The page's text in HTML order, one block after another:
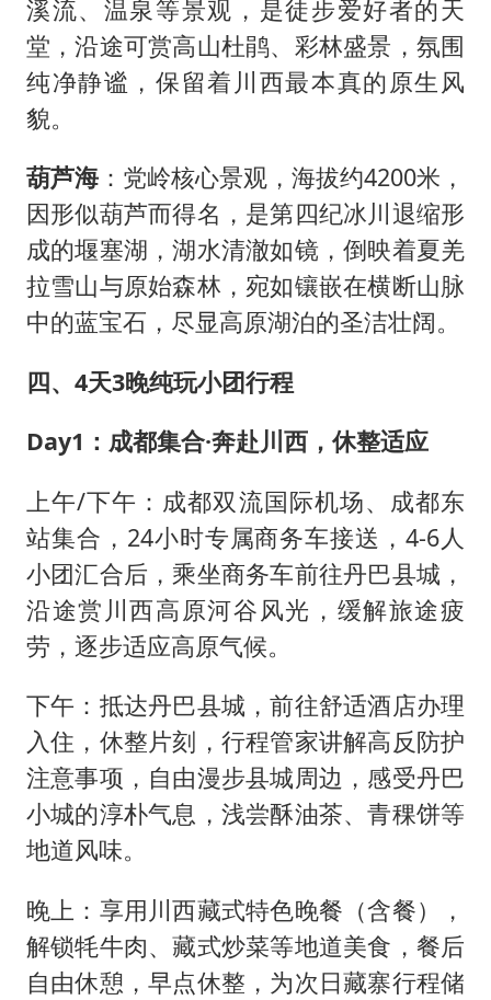
溪流、温泉等景观，是徒步爱好者的天
堂，沿途可赏高山杜鹃、彩林盛景，氛围
纯净静谧，保留着川西最本真的原生风
貌。
葫芦海：党岭核心景观，海拔约4200米，
因形似葫芦而得名，是第四纪冰川退缩形
成的堰塞湖，湖水清澈如镜，倒映着夏羌
拉雪山与原始森林，宛如镶嵌在横断山脉
中的蓝宝石，尽显高原湖泊的圣洁壮阔。
四、4天3晚纯玩小团行程
Day1：成都集合·奔赴川西，休整适应
上午/下午：成都双流国际机场、成都东
站集合，24小时专属商务车接送，4-6人
小团汇合后，乘坐商务车前往丹巴县城，
沿途赏川西高原河谷风光，缓解旅途疲
劳，逐步适应高原气候。
下午：抵达丹巴县城，前往舒适酒店办理
入住，休整片刻，行程管家讲解高反防护
注意事项，自由漫步县城周边，感受丹巴
小城的淳朴气息，浅尝酥油茶、青稞饼等
地道风味。
晚上：享用川西藏式特色晚餐（含餐），
解锁牦牛肉、藏式炒菜等地道美食，餐后
自由休憩，早点休整，为次日藏寨行程储